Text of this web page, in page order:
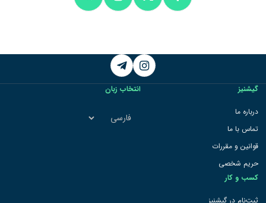
Instagram
Telegram
گیشنیز
درباره ما
تماس با ما
قوانین و مقررات
حریم شخصی
کسب و کار
ثبت‌نام در گیشنیز
انتخاب زبان
انتخاب
زبان